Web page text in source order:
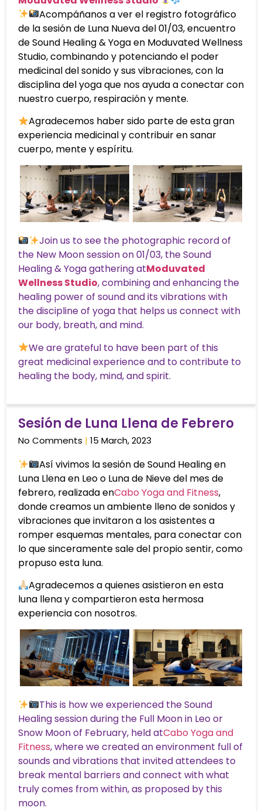
Acompáñanos a ver el registro fotográfico
de la sesión de Luna Nueva del 01/03, encuentro
de Sound Healing & Yoga en Moduvated Wellness
Studio, combinando y potenciando el poder
medicinal del sonido y sus vibraciones, con la
disciplina del yoga que nos ayuda a conectar con
nuestro cuerpo, respiración y mente.
Agradecemos haber sido parte de esta gran
experiencia medicinal y contribuir en sanar
cuerpo, mente y espíritu.
Join us to see the photographic record of
the New Moon session on 01/03, the Sound
Healing & Yoga gathering atModuvated
Wellness Studio, combining and enhancing the
healing power of sound and its vibrations with
the discipline of yoga that helps us connect with
our body, breath, and mind.
We are grateful to have been part of this
great medicinal experience and to contribute to
healing the body, mind, and spirit.
Sesión de Luna Llena de Febrero
No Comments 15 March, 2023
Así vivimos la sesión de Sound Healing en
Luna Llena en Leo o Luna de Nieve del mes de
febrero, realizada enCabo Yoga and Fitness,
donde creamos un ambiente lleno de sonidos y
vibraciones que invitaron a los asistentes a
romper esquemas mentales, para conectar con
lo que sinceramente sale del propio sentir, como
propuso esta luna.
Agradecemos a quienes asistieron en esta
luna llena y compartieron esta hermosa
experiencia con nosotros.
This is how we experienced the Sound
Healing session during the Full Moon in Leo or
Snow Moon of February, held atCabo Yoga and
Fitness, where we created an environment full of
sounds and vibrations that invited attendees to
break mental barriers and connect with what
truly comes from within, as proposed by this
moon.